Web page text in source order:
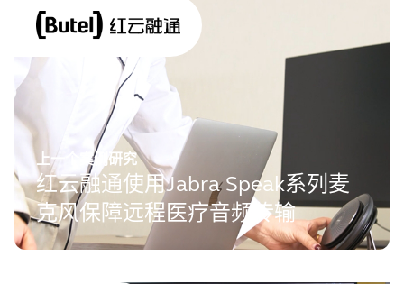
上一个案例研究
红云融通使用Jabra Speak系列麦
克风保障远程医疗音频传输